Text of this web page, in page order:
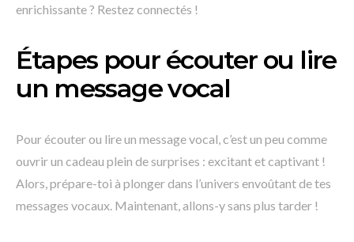
enrichissante ? Restez connectés !
Étapes pour écouter ou lire
un message vocal
Pour écouter ou lire un message vocal, c’est un peu comme
ouvrir un cadeau plein de surprises : excitant et captivant !
Alors, prépare-toi à plonger dans l’univers envoûtant de tes
messages vocaux. Maintenant, allons-y sans plus tarder !